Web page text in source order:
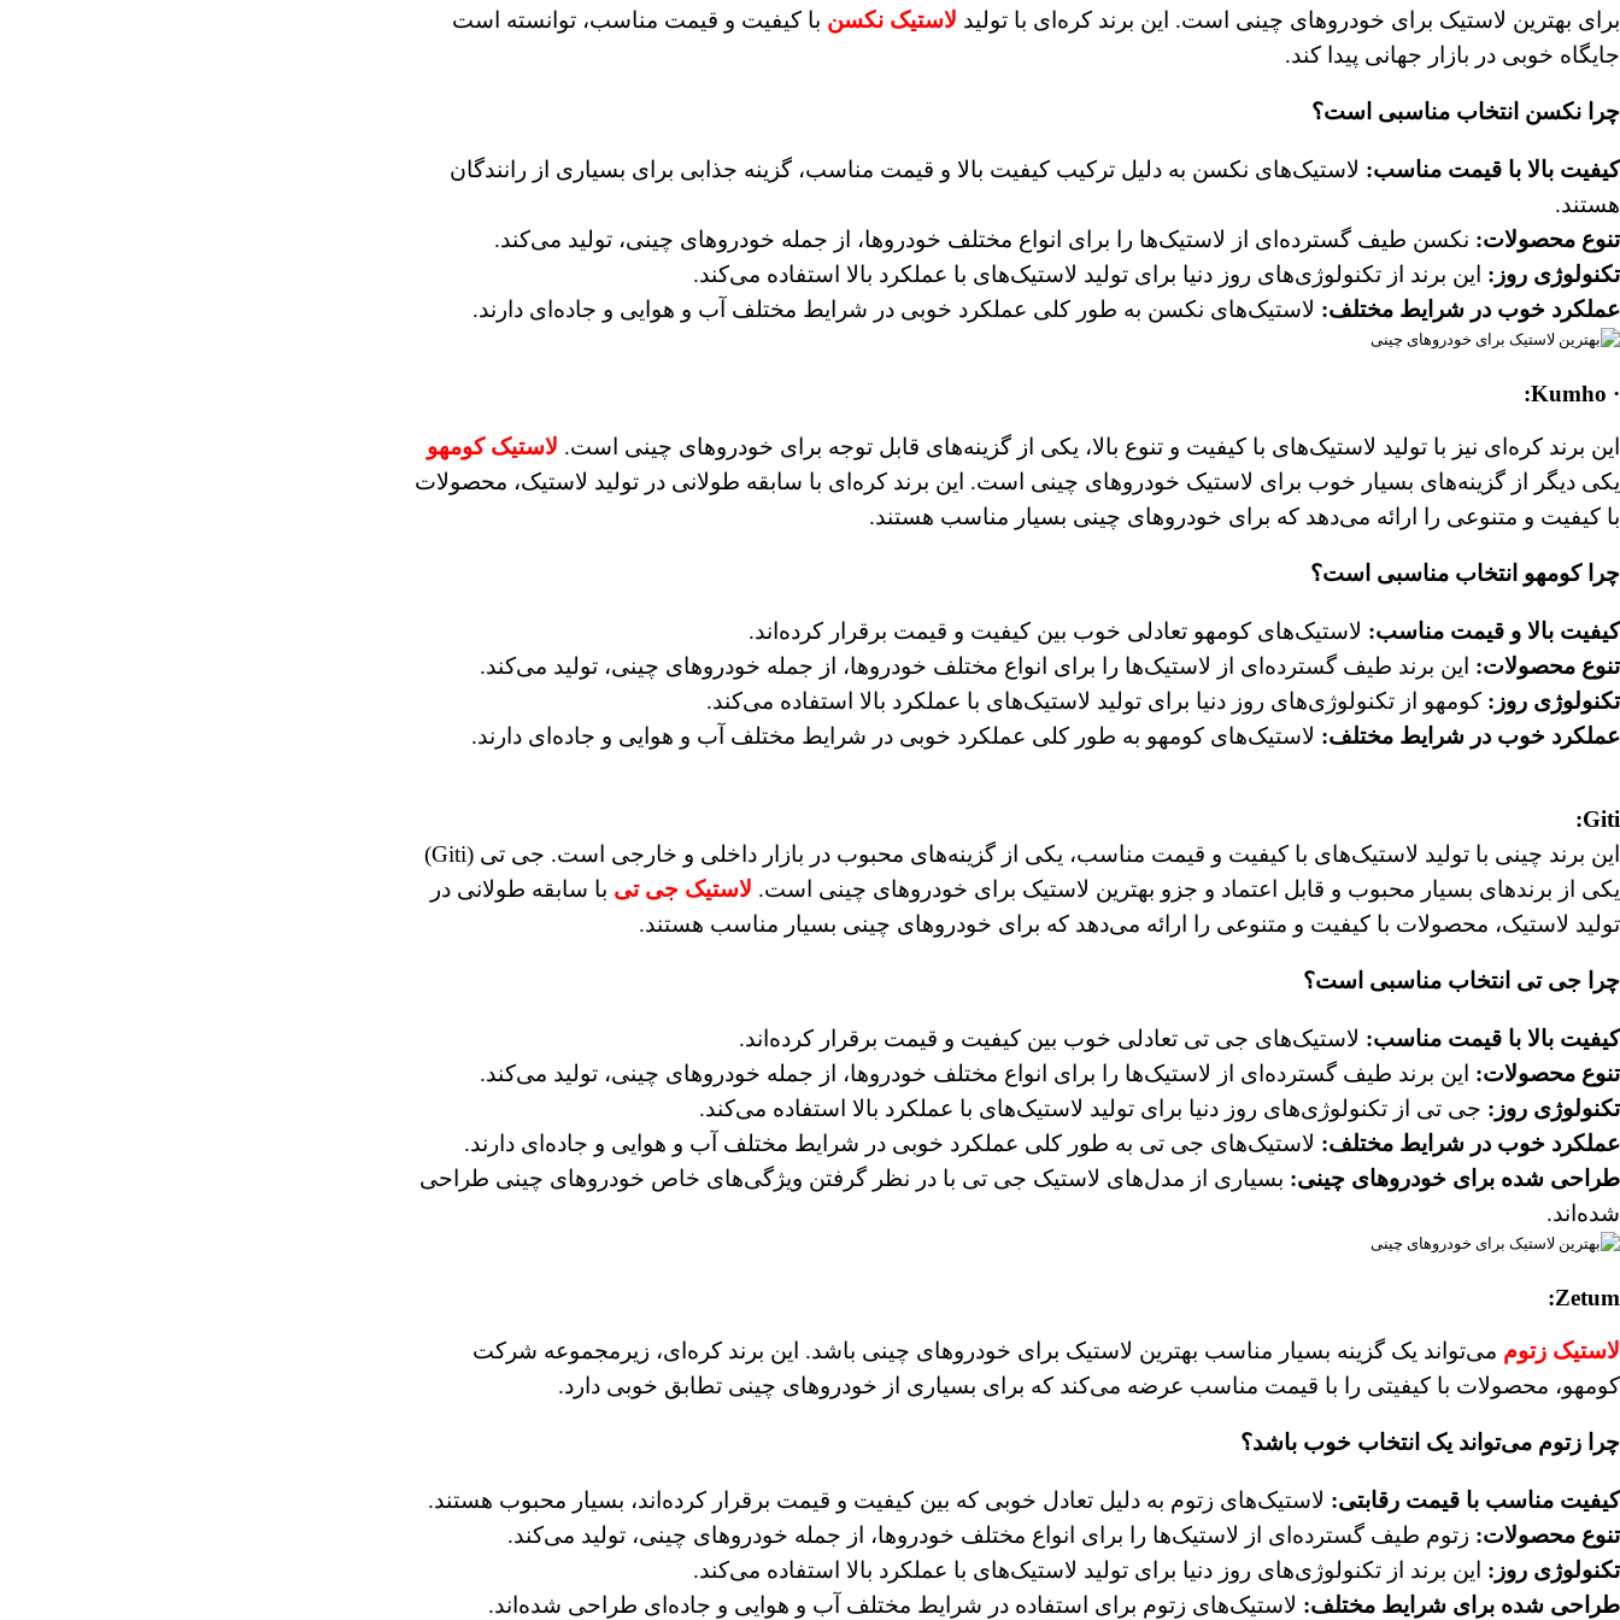
برای بهترین لاستیک برای خودروهای چینی است. این برند کره‌ای با تولید لاستیک‌ نکسن با کیفیت و قیمت مناسب، توانسته است
جایگاه خوبی در بازار جهانی پیدا کند.
چرا نکسن انتخاب مناسبی است؟
کیفیت بالا با قیمت مناسب: لاستیک‌های نکسن به دلیل ترکیب کیفیت بالا و قیمت مناسب، گزینه جذابی برای بسیاری از رانندگان
هستند.
تنوع محصولات: نکسن طیف گسترده‌ای از لاستیک‌ها را برای انواع مختلف خودروها، از جمله خودروهای چینی، تولید می‌کند.
تکنولوژی روز : این برند از تکنولوژی‌های روز دنیا برای تولید لاستیک‌های با عملکرد بالا استفاده می‌کند.
عملکرد خوب در شرایط مختلف: لاستیک‌های نکسن به طور کلی عملکرد خوبی در شرایط مختلف آب و هوایی و جاده‌ای دارند.
·
Kumho:
این برند کره‌ای نیز با تولید لاستیک‌های با کیفیت و تنوع بالا، یکی از گزینه‌های قابل توجه برای خودروهای چینی است. لاستیک کومهو
یکی دیگر از گزینه‌های بسیار خوب برای لاستیک خودروهای چینی است. این برند کره‌ای با سابقه طولانی در تولید لاستیک، محصولات
با کیفیت و متنوعی را ارائه می‌دهد که برای خودروهای چینی بسیار مناسب هستند.
چرا کومهو انتخاب مناسبی است؟
کیفیت بالا و قیمت مناسب: لاستیک‌های کومهو تعادلی خوب بین کیفیت و قیمت برقرار کرده‌اند.
تنوع محصولات: این برند طیف گسترده‌ای از لاستیک‌ها را برای انواع مختلف خودروها، از جمله خودروهای چینی، تولید می‌کند.
تکنولوژی روز : کومهو از تکنولوژی‌های روز دنیا برای تولید لاستیک‌های با عملکرد بالا استفاده می‌کند.
عملکرد خوب در شرایط مختلف: لاستیک‌های کومهو به طور کلی عملکرد خوبی در شرایط مختلف آب و هوایی و جاده‌ای دارند.
Giti:
این برند چینی با تولید لاستیک‌های با کیفیت و قیمت مناسب، یکی از گزینه‌های محبوب در بازار داخلی و خارجی است. جی تی (Giti)
یکی از برندهای بسیار محبوب و قابل اعتماد و جزو بهترین لاستیک برای خودروهای چینی است. لاستیک جی تی با سابقه طولانی در
تولید لاستیک، محصولات با کیفیت و متنوعی را ارائه می‌دهد که برای خودروهای چینی بسیار مناسب هستند.
چرا جی تی انتخاب مناسبی است؟
کیفیت بالا با قیمت مناسب: لاستیک‌های جی تی تعادلی خوب بین کیفیت و قیمت برقرار کرده‌اند.
تنوع محصولات: این برند طیف گسترده‌ای از لاستیک‌ها را برای انواع مختلف خودروها، از جمله خودروهای چینی، تولید می‌کند.
تکنولوژی روز : جی تی از تکنولوژی‌های روز دنیا برای تولید لاستیک‌های با عملکرد بالا استفاده می‌کند.
عملکرد خوب در شرایط مختلف: لاستیک‌های جی تی به طور کلی عملکرد خوبی در شرایط مختلف آب و هوایی و جاده‌ای دارند.
طراحی شده برای خودروهای چینی: بسیاری از مدل‌های لاستیک جی تی با در نظر گرفتن ویژگی‌های خاص خودروهای چینی طراحی
شده‌اند.
Zetum:
لاستیک زتوم می‌تواند یک گزینه بسیار مناسب بهترین لاستیک برای خودروهای چینی باشد. این برند کره‌ای، زیرمجموعه شرکت
کومهو، محصولات با کیفیتی را با قیمت مناسب عرضه می‌کند که برای بسیاری از خودروهای چینی تطابق خوبی دارد.
چرا زتوم می‌تواند یک انتخاب خوب باشد؟
کیفیت مناسب با قیمت رقابتی: لاستیک‌های زتوم به دلیل تعادل خوبی که بین کیفیت و قیمت برقرار کرده‌اند، بسیار محبوب هستند.
تنوع محصولات: زتوم طیف گسترده‌ای از لاستیک‌ها را برای انواع مختلف خودروها، از جمله خودروهای چینی، تولید می‌کند.
تکنولوژی روز : این برند از تکنولوژی‌های روز دنیا برای تولید لاستیک‌های با عملکرد بالا استفاده می‌کند.
طراحی شده برای شرایط مختلف: لاستیک‌های زتوم برای استفاده در شرایط مختلف آب و هوایی و جاده‌ای طراحی شده‌اند.